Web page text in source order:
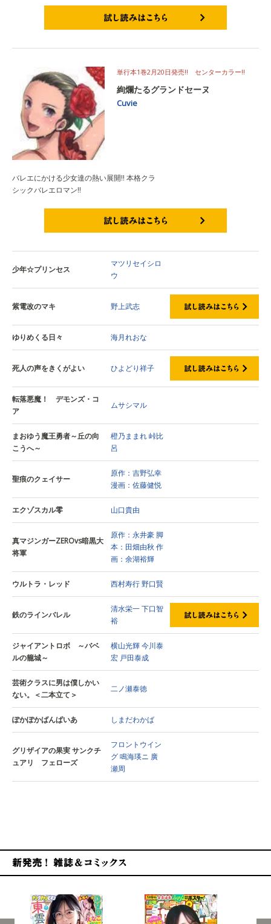
単行本1巻2月20日発売!! センターカラー!!
絢爛たるグランドセーヌ
Cuvie
バレエにかける少女達の熱い展開!! 本格クラ
シックバレエロマン!!
少年☆プリンセス
マツリセイシロ
ウ
紫電改のマキ 野上武志
ゆりめくる日々 海月れおな
死人の声をきくがよい ひよどり祥子
転落悪魔！ デモンズ・コ
ア
ムサシマル
まおゆう魔王勇者～丘の向
こうへ～
橙乃ままれ峠比
呂
聖痕のクェイサー
原作：吉野弘幸
漫画：佐藤健悦
エクゾスカル零 山口貴由
真マジンガーZEROvs暗黒大
将軍
原作：永井豪 脚
本：田畑由秋 作
画：余湖裕輝
ウルトラ・レッド 西村寿行野口賢
鉄のラインバレル
清水栄一下口智
裕
ジャイアントロボ ～バベ
ルの籠城～
横山光輝今川泰
宏 戸田泰成
芸術クラスに男は僕しかい
ない。＜二本立て＞
二ノ瀬泰徳
ぽかぽかばんぱいあ しまだわかば
グリザイアの果実 サンクチ
ュアリ フェローズ
フロントウイン
グ鳴海瑛ニ 廣
瀬周